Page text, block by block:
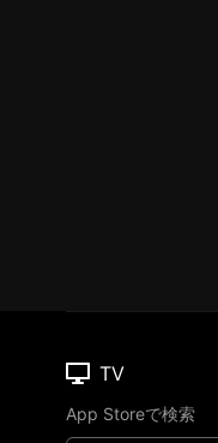
TV
App Storeで検索